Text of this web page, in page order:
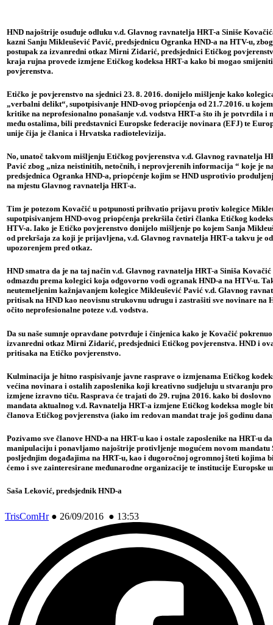
HND najoštrije osuđuje odluku v.d. Glavnog ravnatelja HRT-a Siniše
kazni Sanju Mikleušević Pavić, predsjednicu Ogranka HND-a na HTV-u,
postupak za izvanredni otkaz Mirni Zidarić, predsjednici Etičkog
kraja rujna provede izmjene Etičkog kodeksa HRT-a kako bi mogao
povjerenstva.
Etičko je povjerenstvo na sjednici 23. 8. 2016. donijelo mišljenje kako
„verbalni delikt“, supotpisivanje HND-ovog priopćenja od 21.7.2016. u
kritike na neprofesionalno ponašanje v.d. vodstva HRT-a što ih je potvrdila i
među ostalima, bili predstavnici Europske federacije novinara (EFJ) te
unije čija je članica i Hrvatska radiotelevizija.
No, unatoč takvom mišljenju Etičkog povjerenstva v.d. Glavnog ravnatelja
Pavić zbog „niza neistinitih, netočnih, i neprovjerenih informacija “ koje je
predsjednica Ogranka HND-a, priopćenje kojim se HND usprotivio
na mjestu Glavnog ravnatelja HRT-a.
Tim je potezom Kovačić u potpunosti prihvatio prijavu protiv kolegice
supotpisivanjem HND-ovog priopćenja prekršila četiri članka Etičkog
HTV-a. Iako je Etičko povjerenstvo donijelo mišljenje po kojem Sanja
od prekršaja za koji je prijavljena, v.d. Glavnog ravnatelja HRT-a takvu je
upozorenjem pred otkaz.
HND smatra da je na taj način v.d. Glavnog ravnatelja HRT-a Siniša
odmazdu prema kolegici koja odgovorno vodi ogranak HND-a na HTV-u.
neutemeljenim kažnjavanjem kolegice Mikleušević Pavić v.d. Glavnog
pritisak na HND kao neovisnu strukovnu udrugu i zastrašiti sve novinare na
očito neprofesionalne poteze v.d. vodstva.
Da su naše sumnje opravdane potvrđuje i činjenica kako je Kovačić
izvanredni otkaz Mirni Zidarić, predsjednici Etičkog povjerenstva. HND i
pritisaka na Etičko povjerenstvo.
Kulminacija je hitno raspisivanje javne rasprave o izmjenama Etičkog
većina novinara i ostalih zaposlenika koji kreativno sudjeluju u stvaranju
izmjene izravno tiču. Rasprava će trajati do 29. rujna 2016. kako bi
mandata aktualnog v.d. Ravnatelja HRT-a izmjene Etičkog kodeksa mogle
članova Etičkog povjerenstva (iako im redovan mandat traje još godinu
Pozivamo sve članove HND-a na HRT-u kao i ostale zaposlenike na HRT-u
manipulaciju i ponavljamo najoštrije protivljenje mogućem novom mandatu
posljednjim događajima na HRT-u, kao i dugoročnoj ogromnoj šteti kojima
ćemo i sve zainteresirane međunarodne organizacije te institucije Europske
Saša Leković, predsjednik HND-a
TrisComHr● 26/09/2016 ● 13:53